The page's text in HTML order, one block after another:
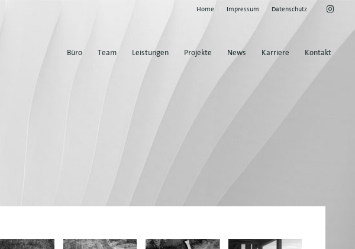
Home Impressum Datenschutz
Büro Team Leistungen Projekte News Karriere Kontakt